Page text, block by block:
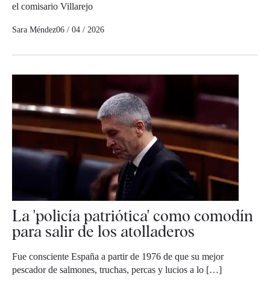
el comisario Villarejo
Sara Méndez06 / 04 / 2026
La 'policía patriótica' como comodín
para salir de los atolladeros
Fue consciente España a partir de 1976 de que su mejor
pescador de salmones, truchas, percas y lucios a lo […]